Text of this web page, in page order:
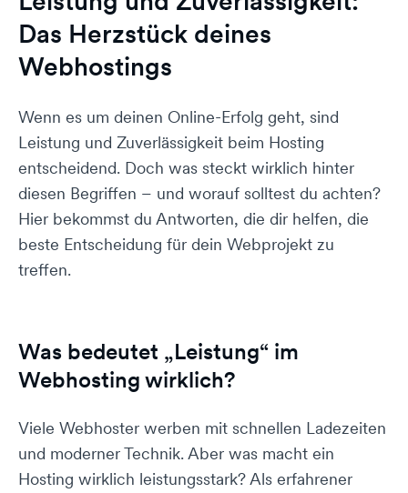
Das Herzstück deines
Webhostings
Wenn es um deinen Online-Erfolg geht, sind
Leistung und Zuverlässigkeit beim Hosting
entscheidend. Doch was steckt wirklich hinter
diesen Begriffen – und worauf solltest du achten?
Hier bekommst du Antworten, die dir helfen, die
beste Entscheidung für dein Webprojekt zu
treffen.
Was bedeutet „Leistung“ im
Webhosting wirklich?
Viele Webhoster werben mit schnellen Ladezeiten
und moderner Technik. Aber was macht ein
Hosting wirklich leistungsstark? Als erfahrener